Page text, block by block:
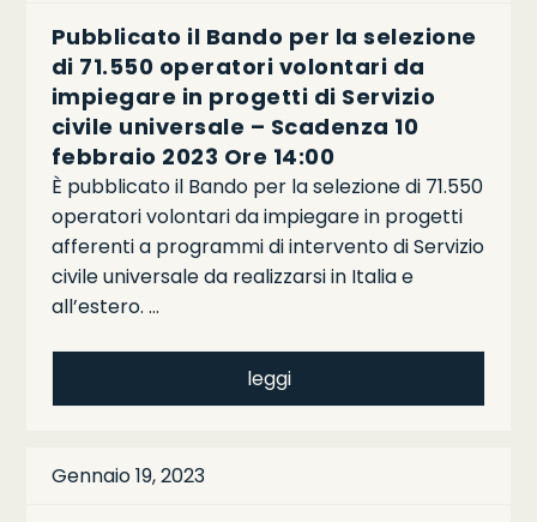
Pubblicato il Bando per la selezione
di 71.550 operatori volontari da
impiegare in progetti di Servizio
civile universale – Scadenza 10
febbraio 2023 Ore 14:00
È pubblicato il Bando per la selezione di 71.550
operatori volontari da impiegare in progetti
afferenti a programmi di intervento di Servizio
civile universale da realizzarsi in Italia e
all’estero. …
leggi
Gennaio 19, 2023